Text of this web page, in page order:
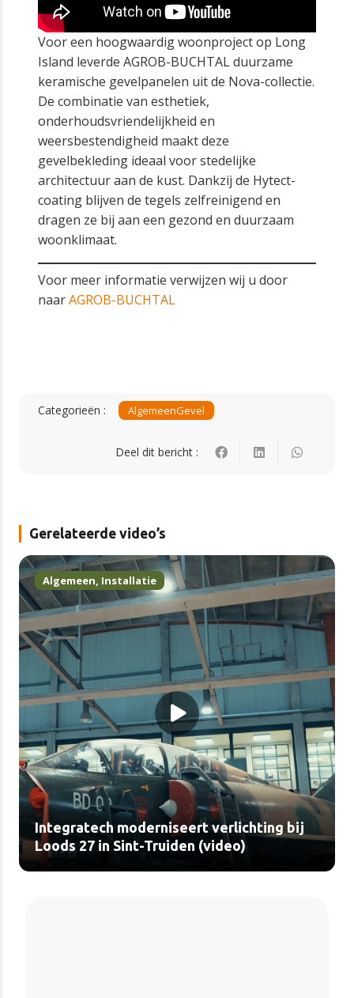
Voor een hoogwaardig woonproject op Long
Island leverde AGROB-BUCHTAL duurzame
keramische gevelpanelen uit de Nova-collectie.
De combinatie van esthetiek,
onderhoudsvriendelijkheid en
weersbestendigheid maakt deze
gevelbekleding ideaal voor stedelijke
architectuur aan de kust. Dankzij de Hytect-
coating blijven de tegels zelfreinigend en
dragen ze bij aan een gezond en duurzaam
woonklimaat.
Voor meer informatie verwijzen wij u door
naarAGROB-BUCHTAL
Categorieën : AlgemeenGevel
Deel dit bericht :
Gerelateerde video’s
Algemeen, Installatie
Integratech moderniseert verlichting bij
Loods 27 in Sint-Truiden (video)